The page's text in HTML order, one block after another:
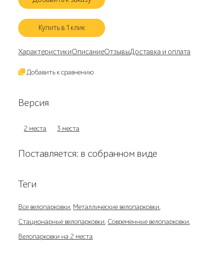
Купить в 1 клик
ХарактеристикиОписаниеОтзывыДоставка и оплата
Добавить к сравнению
Версия
2 места 3 места
Поставляется: в собранном виде
Теги
Все велопарковки, Металлические велопарковки,
Стационарные велопарковки, Современные велопарковки,
Велопарковки на 2 места